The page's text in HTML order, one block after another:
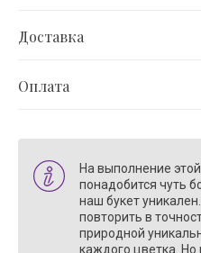
Доставка
Оплата
На выполнение
понадобится чуть
наш букет
повторить в
природной
каждого цветка.